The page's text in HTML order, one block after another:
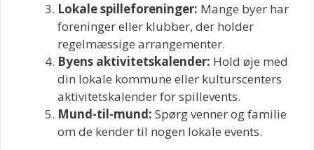
Lokale spilleforeninger: Mange byer har
foreninger eller klubber, der holder
regelmæssige arrangementer.
Byens aktivitetskalender: Hold øje med
din lokale kommune eller kulturscenters
aktivitetskalender for spillevents.
Mund-til-mund: Spørg venner og familie
om de kender til nogen lokale events.